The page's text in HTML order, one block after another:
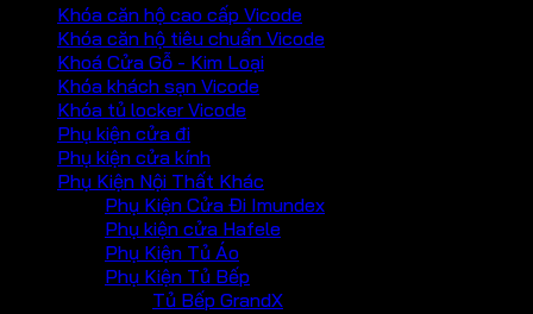
Khóa căn hộ cao cấp Vicode
Khóa căn hộ tiêu chuẩn Vicode
Khoá Cửa Gỗ - Kim Loại
Khóa khách sạn Vicode
Khóa tủ locker Vicode
Phụ kiện cửa đi
Phụ kiện cửa kính
Phụ Kiện Nội Thất Khác
Phụ Kiện Cửa Đi Imundex
Phụ kiện cửa Hafele
Phụ Kiện Tủ Áo
Phụ Kiện Tủ Bếp
Tủ Bếp GrandX